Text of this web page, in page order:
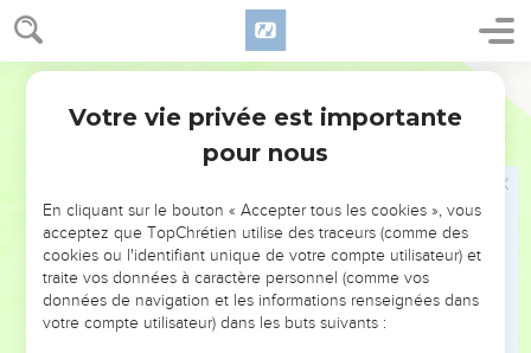
Deutéronome 23
entrer en possession.
Les vœux
Si tu fais un vœu à l’Éternel, ton Dieu, tu ne tarderas pas à
l’accomplir ; car l’Éternel, ton Dieu, t’en demanderait
En t’abstenant de faire un vœu, tu ne commets pas un
péché.
Mais tu observeras et tu exécuteras ce qui sera sorti de tes
lèvres, conformément aux vœux que tu feras volontairement
à l’Éternel, ton Dieu, et que ta bouche aura prononcés.
Votre vie privée est importante
pour nous
En cliquant sur le bouton « Accepter tous les cookies », vous
acceptez que TopChrétien utilise des traceurs (comme des
cookies ou l'identifiant unique de votre compte utilisateur) et
traite vos données à caractère personnel (comme vos
données de navigation et les informations renseignées dans
votre compte utilisateur) dans les buts suivants :